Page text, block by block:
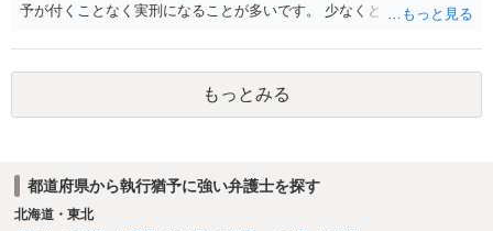
予が付くことなく実刑になることが多いです。 少なくとも、執行猶予
す。 弁護士を介して共犯者数人で被害弁済を行うこともあります。 保
釈申請については、共犯なので、全て公判請求されるまで難しいです
が、個別具体的な事情により異なります。 弁護方針により、結果が変
わるため、刑事事件に精通している弁護人を選任されることをお勧め
もっとみる
都道府県から執行猶予に強い弁護士を探す
北海道・東北